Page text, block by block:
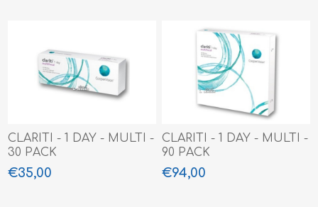
CLARITI - 1 DAY - MULTI -
30 PACK
€35,00
CLARITI - 1 DAY - MULTI -
90 PACK
€94,00